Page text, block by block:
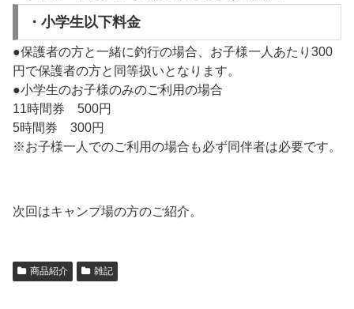
・小学生以下料金
●保護者の方と一緒に釣行の場合、お子様一人あたり300
円で保護者の方と同等扱いとなります。
●小学生のお子様のみのご利用の場合
11時間券 500円
5時間券 300円
※お子様一人でのご利用の場合も必ず同伴者は必要です。
次回はキャンプ場の方のご紹介。
商品紹介 雑記